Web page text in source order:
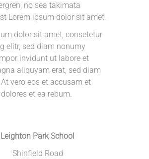
no sea takimata
Lorem ipsum dolor sit amet.
dolor sit amet, consetetur
elitr, sed diam nonumy
invidunt ut labore et
aliquyam erat, sed diam
vero eos et accusam et
et ea rebum.
Leighton Park School
Shinfield Road